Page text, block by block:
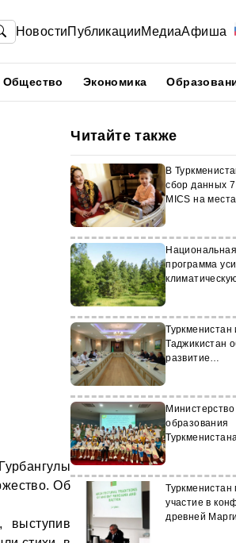
НовостиПубликацииМедиаАфиша
Общество Экономика
Об
выступив
Читайте также
В
сбор данных
MICS на
программа
Туркменистан
Таджикистан
развитие
Министерство
образования
Туркменистан
участие в
древней